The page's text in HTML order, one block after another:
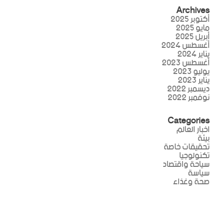
Archives
أكتوبر 2025
مايو 2025
أبريل 2025
أغسطس 2024
يناير 2024
أغسطس 2023
يوليو 2023
يناير 2023
ديسمبر 2022
نوفمبر 2022
Categories
اخبار العالم
بيئة
تحقيقات خاصة
تكنولوجيا
سياحة واقتصاد
سياسة
صحة وغذاء